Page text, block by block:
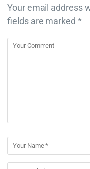
Your email address
fields are marked *